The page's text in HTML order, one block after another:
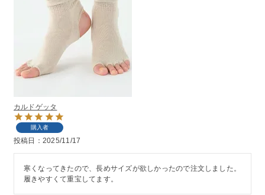
カルドゲッタ
購入者
投稿日 2025/11/17
寒くなってきたので、長めサイズが欲しかったので注文しました。
履きやすくて重宝してます。